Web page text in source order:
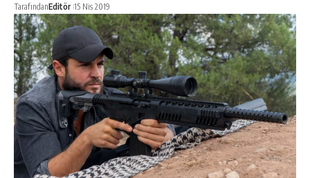
TarafındanEditör 15 Nis 2019